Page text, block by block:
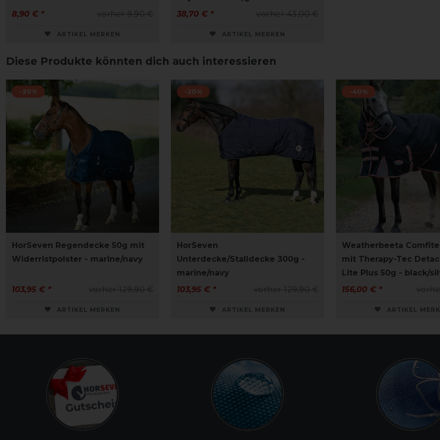
vorher 9,90 €
8,90 € *
ARTIKEL MERKEN
vorher 43,00 €
38,70 € *
ARTIKEL MERKEN
Diese Produkte könnten dich auch interessieren
-20%
HorSeven Regendecke 50g mit
Widerristpolster - marine/navy
vorher 129,90 €
103,95 € *
ARTIKEL MERKEN
-20%
HorSeven
Unterdecke/Stalldecke 300g -
marine/navy
vorher 129,90 €
103,95 € *
ARTIKEL MERKEN
-40%
Weatherbeeta
mit Therapy-Tec
Lite Plus 50g - black/
156,00 € *
ARTIKEL